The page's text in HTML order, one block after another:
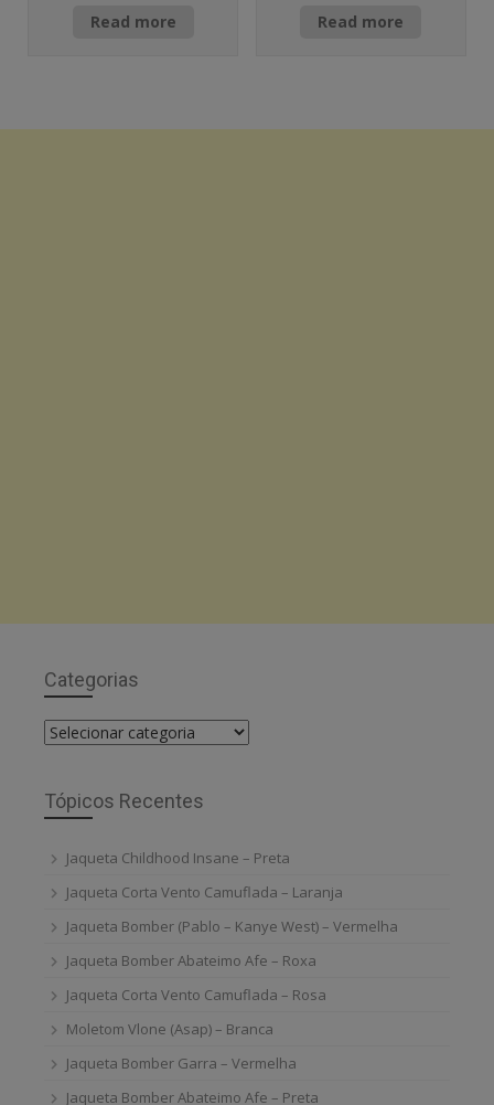
Read more
Read more
Categorias
Categorias
Tópicos Recentes
Jaqueta Childhood Insane – Preta
Jaqueta Corta Vento Camuflada – Laranja
Jaqueta Bomber (Pablo – Kanye West) – Vermelha
Jaqueta Bomber Abateimo Afe – Roxa
Jaqueta Corta Vento Camuflada – Rosa
Moletom Vlone (Asap) – Branca
Jaqueta Bomber Garra – Vermelha
Jaqueta Bomber Abateimo Afe – Preta